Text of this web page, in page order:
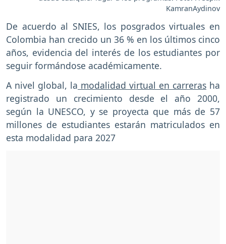
KamranAydinov
De acuerdo al SNIES, los posgrados virtuales en
Colombia han crecido un 36 % en los últimos cinco
años, evidencia del interés de los estudiantes por
seguir formándose académicamente.
A nivel global, la modalidad virtual en carreras ha
registrado un crecimiento desde el año 2000,
según la UNESCO, y se proyecta que más de 57
millones de estudiantes estarán matriculados en
esta modalidad para 2027